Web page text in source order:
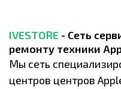
IVESTORE - Сеть
ремонту техники
Мы сеть
центров центров